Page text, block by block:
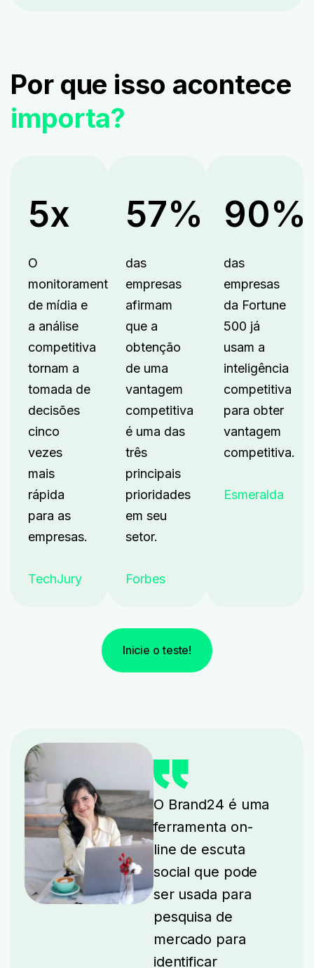
Por que isso acontece
importa?
5x
O
monitoramento
de mídia e
a análise
competitiva
tornam a
tomada de
decisões
cinco
vezes
mais
rápida
para as
empresas.
TechJury
57%
das
empresas
afirmam
que a
obtenção
de uma
vantagem
competitiva
é uma das
três
principais
prioridades
em seu
setor.
Forbes
90%
das
empresas
da Fortune
500 já
usam a
inteligência
competitiva
para obter
vantagem
competitiva.
Esmeralda
Inicie o teste!
O Brand24 é uma
ferramenta on-
line de escuta
social que pode
ser usada para
pesquisa de
mercado para
identificar